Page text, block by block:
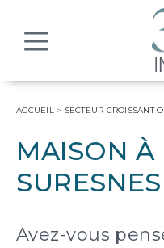
ACCUEIL> SECTEUR CROISSANT
MAISON À
SURESNES
Avez-vous